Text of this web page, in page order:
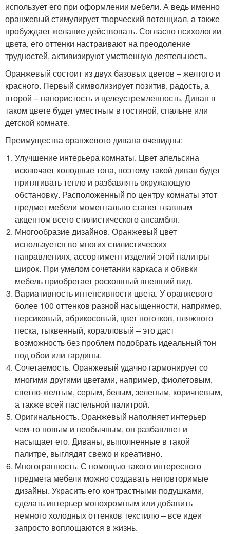
использует его при оформлении мебели. А ведь именно
оранжевый стимулирует творческий потенциал, а также
пробуждает желание действовать. Согласно психологии
цвета, его оттенки настраивают на преодоление
трудностей, активизируют умственную деятельность.
Оранжевый состоит из двух базовых цветов – желтого и
красного. Первый символизирует позитив, радость, а
второй – напористость и целеустремленность. Диван в
таком цвете будет уместным в гостиной, спальне или
детской комнате.
Преимущества оранжевого дивана очевидны:
Улучшение интерьера комнаты. Цвет апельсина
исключает холодные тона, поэтому такой диван будет
притягивать тепло и разбавлять окружающую
обстановку. Расположенный по центру комнаты этот
предмет мебели моментально станет главным
акцентом всего стилистического ансамбля.
Многообразие дизайнов. Оранжевый цвет
используется во многих стилистических
направлениях, ассортимент изделий этой палитры
широк. При умелом сочетании каркаса и обивки
мебель приобретает роскошный внешний вид.
Вариативность интенсивности цвета. У оранжевого
более 100 оттенков разной насыщенности, например,
персиковый, абрикосовый, цвет ноготков, пляжного
песка, тыквенный, коралловый – это даст
возможность без проблем подобрать идеальный тон
под обои или гардины.
Сочетаемость. Оранжевый удачно гармонирует со
многими другими цветами, например, фиолетовым,
светло-желтым, серым, белым, зеленым, коричневым,
а также всей пастельной палитрой.
Оригинальность. Оранжевый наполняет интерьер
чем-то новым и необычным, он разбавляет и
насыщает его. Диваны, выполненные в такой
палитре, выглядят свежо и креативно.
Многогранность. С помощью такого интересного
предмета мебели можно создавать неповторимые
дизайны. Украсить его контрастными подушками,
сделать интерьер монохромным или добавить
немного холодных оттенков текстилю – все идеи
запросто воплощаются в жизнь.